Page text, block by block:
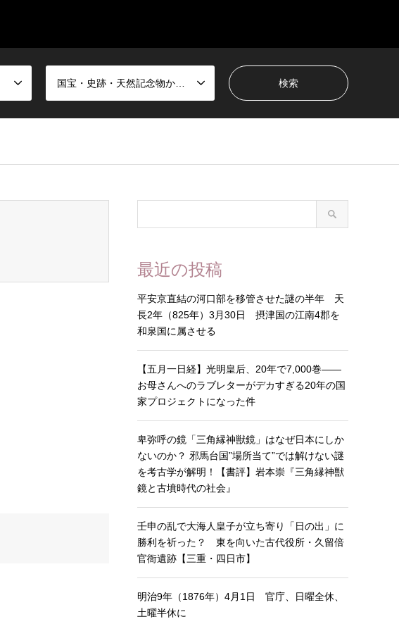
最近の投稿
平安京直結の河口部を移管させた謎の半年 天
長2年（825年）3月30日 摂津国の江南4郡を
和泉国に属させる
【五月一日経】光明皇后、20年で7,000巻——
お母さんへのラブレターがデカすぎる20年の国
家プロジェクトになった件
卑弥呼の鏡「三角縁神獣鏡」はなぜ日本にしか
ないのか？ 邪馬台国”場所当て”では解けない謎
を考古学が解明！【書評】岩本崇『三角縁神獣
鏡と古墳時代の社会』
壬申の乱で大海人皇子が立ち寄り「日の出」に
勝利を祈った？ 東を向いた古代役所・久留倍
官衙遺跡【三重・四日市】
明治9年（1876年）4月1日 官庁、日曜全休、
土曜半休に